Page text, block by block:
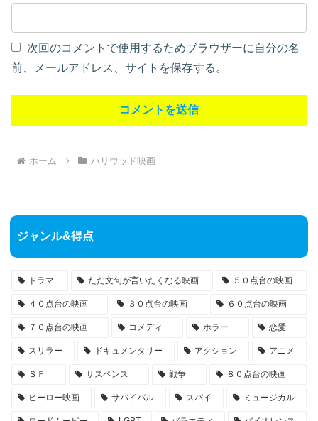
次回のコメントで使用するためブラウザーに自分の名
前、メールアドレス、サイトを保存する。
ホーム ハリウッド映画
ジャンル&得点
ドラマ ただ文句が言いたくなる映画 ５０点台の映画
４０点台の映画 ３０点台の映画 ６０点台の映画
７０点台の映画 コメディ ホラー 恋愛
スリラー ドキュメンタリー アクション アニメ
ＳＦ サスペンス 戦争 ８０点台の映画
ヒーロー映画 サバイバル スパイ ミュージカル